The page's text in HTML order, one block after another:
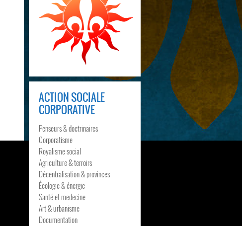
ACTION SOCIALE
CORPORATIVE
Penseurs & doctrinaires
Corporatisme
Royalisme social
Agriculture & terroirs
Décentralisation & provinces
Écologie & énergie
Santé et medecine
Art & urbanisme
Documentation